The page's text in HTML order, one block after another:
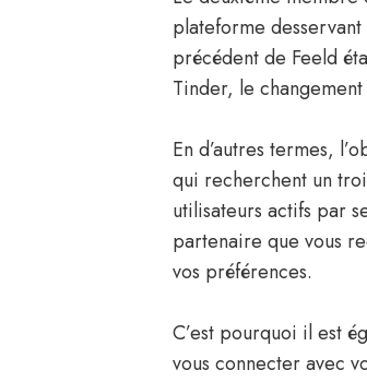
plateforme
précédent de Feeld
Tinder, le
En d’autres termes,
qui recherchent un
utilisateurs actifs par
partenaire que vous
vos préférences.
C’est pourquoi il est
vous connecter avec